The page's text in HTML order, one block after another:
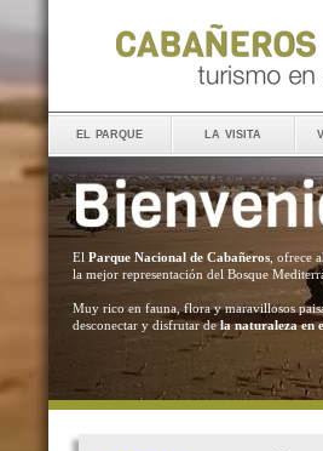
el parque la visita
El Parque Nacional de Cabañeros , ofrece
la mejor representación del Bosque
Muy rico en fauna, flora y maravillosos
desconectar y disfrutar dela naturaleza en